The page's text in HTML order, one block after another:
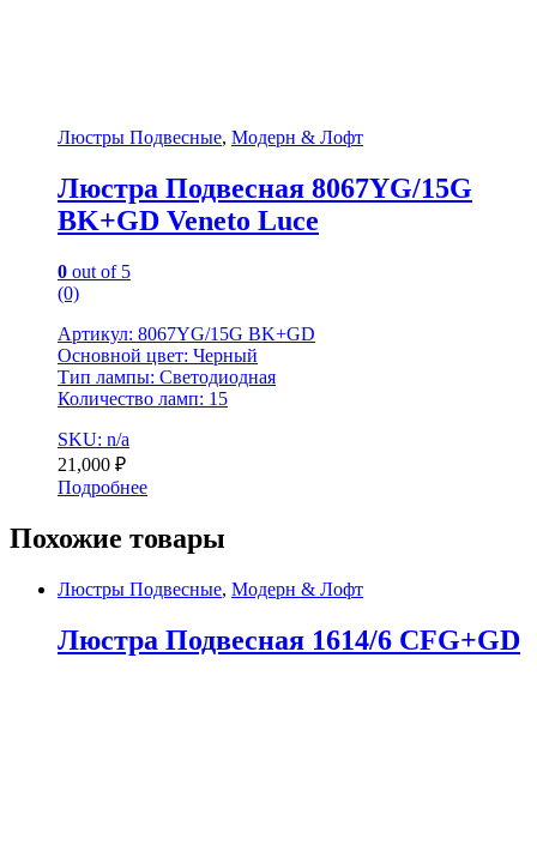
Люстры Подвесные, Модерн & Лофт
Люстра Подвесная 8067YG/15G
BK+GD Veneto Luce
0 out of 5
(0)
Артикул: 8067YG/15G BK+GD
Основной цвет: Черный
Тип лампы: Светодиодная
Количество ламп: 15
SKU: n/a
21,000 ₽
Подробнее
Похожие товары
Люстры Подвесные, Модерн & Лофт
Люстра Подвесная 1614/6 CFG+GD